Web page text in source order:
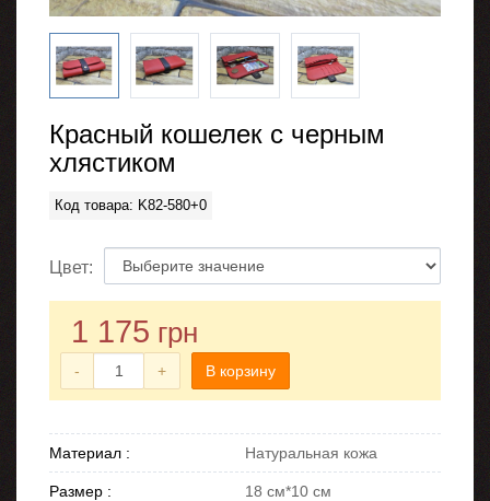
Красный кошелек с черным
хлястиком
Код товара: K82-580+0
Цвет:
1 175 грн
- + В корзину
Материал : Натуральная кожа
Размер : 18 см*10 см